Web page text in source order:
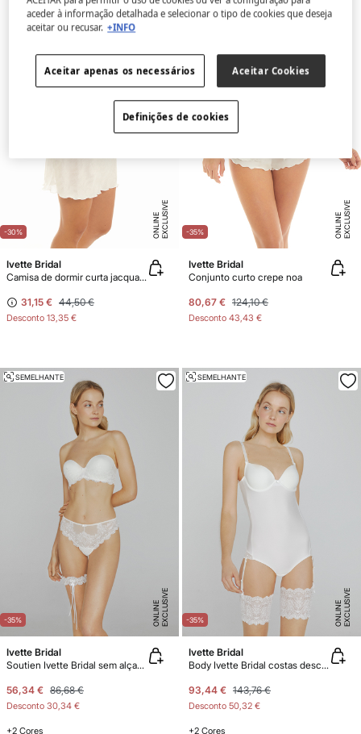
-30% E
X
C
L
U
SI
V
E
O
N
LI
N
E
Ivette Bridal
Camisa de dormir curta jacquard JOY
31,15 € 44,50 €
Desconto 13,35 €
-35% E
X
C
L
U
SI
V
E
O
N
LI
N
E
Ivette Bridal
Conjunto curto crepe noa
80,67 € 124,10 €
Desconto 43,43 €
-35% E
X
C
L
U
SI
V
E
O
N
LI
N
E
SEMELHANTE
Ivette Bridal
Soutien Ivette Bridal sem alças com push-up em branco
56,34 € 86,68 €
Desconto 30,34 €
+2 Cores
-35% E
X
C
L
U
SI
V
E
O
N
LI
N
E
SEMELHANTE
Ivette Bridal
Body Ivette Bridal costas descobertas com copa push-up em branco
93,44 € 143,76 €
Desconto 50,32 €
+2 Cores
aceder à informação detalhada e selecionar o tipo de cookies que deseja
aceitar ou recusar. +INFO
Aceitar apenas os necessários Aceitar Cookies
Definições de cookies